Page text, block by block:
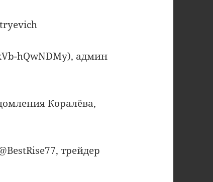
hQwNDMy), админ
Коралёва,
трейдер